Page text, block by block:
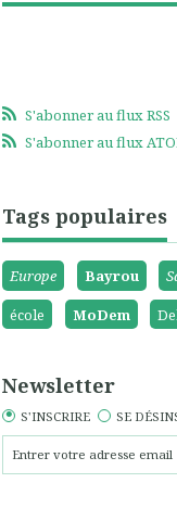
S'abonner au flux RSS
S'abonner au flux
Tags populaires
Europe Bayrou
école
MoDem
Newsletter
S'INSCRIRE SE